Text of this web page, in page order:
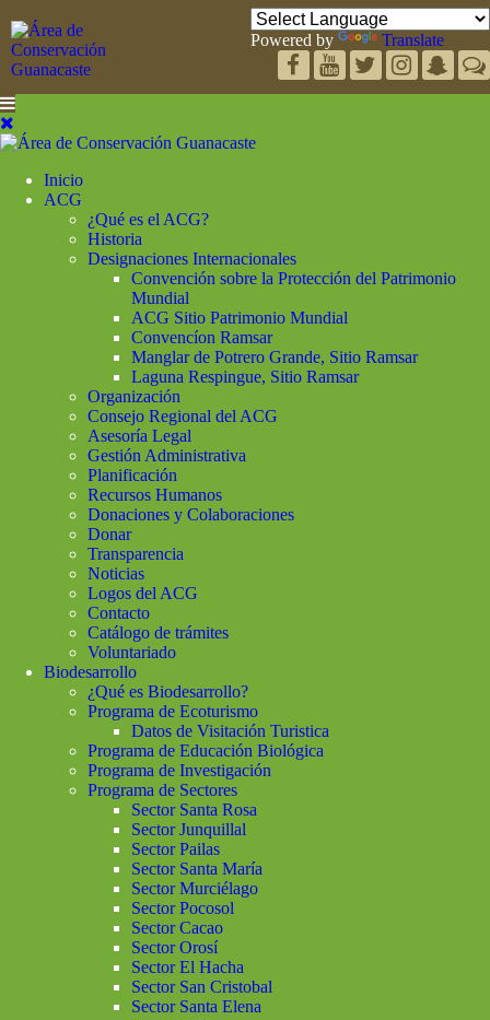
Powered by Translate
Inicio
ACG
¿Qué es el ACG?
Historia
Designaciones Internacionales
Convención sobre la Protección del Patrimonio
Mundial
ACG Sitio Patrimonio Mundial
Convencíon Ramsar
Manglar de Potrero Grande, Sitio Ramsar
Laguna Respingue, Sitio Ramsar
Organización
Consejo Regional del ACG
Asesoría Legal
Gestión Administrativa
Planificación
Recursos Humanos
Donaciones y Colaboraciones
Donar
Transparencia
Noticias
Logos del ACG
Contacto
Catálogo de trámites
Voluntariado
Biodesarrollo
¿Qué es Biodesarrollo?
Programa de Ecoturismo
Datos de Visitación Turistica
Programa de Educación Biológica
Programa de Investigación
Programa de Sectores
Sector Santa Rosa
Sector Junquillal
Sector Pailas
Sector Santa María
Sector Murciélago
Sector Pocosol
Sector Cacao
Sector Orosí
Sector El Hacha
Sector San Cristobal
Sector Santa Elena